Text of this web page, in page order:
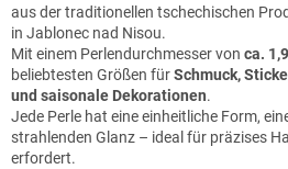
aus der traditionellen tschechischen
in Jablonec nad Nisou.
Mit einem Perlendurchmesser von ca.
beliebtesten Größen fürSchmuck,
und saisonale Dekorationen.
Jede Perle hat eine einheitliche Form,
strahlenden Glanz – ideal für präzises
erfordert.